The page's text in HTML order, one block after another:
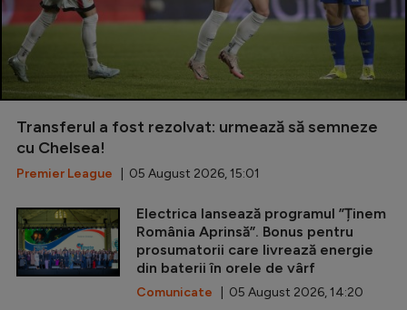
Transferul a fost rezolvat: urmează să semneze
cu Chelsea!
Premier League | 05 August 2026, 15:01
Electrica lansează programul ”Ținem
România Aprinsă”. Bonus pentru
prosumatorii care livrează energie
din baterii în orele de vârf
Comunicate | 05 August 2026, 14:20